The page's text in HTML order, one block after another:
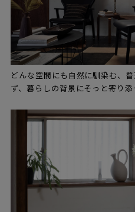
どんな空間にも自然に馴染む、
ず、暮らしの背景にそっと寄り添